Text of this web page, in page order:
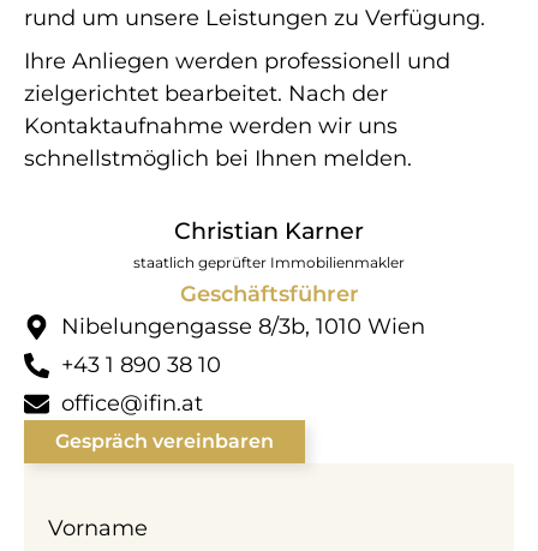
rund um unsere Leistungen zu Verfügung.
Ihre Anliegen werden professionell und
zielgerichtet bearbeitet. Nach der
Kontaktaufnahme werden wir uns
schnellstmöglich bei Ihnen melden.
Christian Karner
staatlich geprüfter Immobilienmakler
Geschäftsführer
Nibelungengasse 8/​3b, 1010 Wien
+43 1 890 38 10
office@ifin.at
Gespräch vereinbaren
Vorname